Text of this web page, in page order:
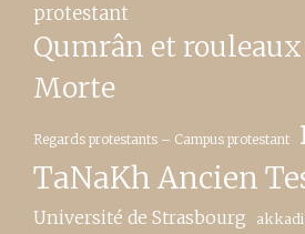
protestant
Qumrân et
Morte
Regards protestants – Campus protestant
TaNaKh Ancien
Université de Strasbourg